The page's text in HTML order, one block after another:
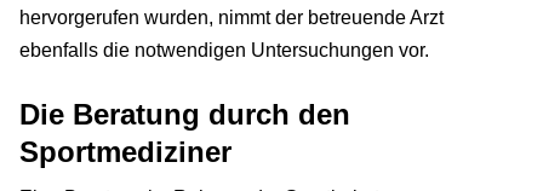
hervorgerufen wurden, nimmt der betreuende Arzt
ebenfalls die notwendigen Untersuchungen vor.
Die Beratung durch den
Sportmediziner